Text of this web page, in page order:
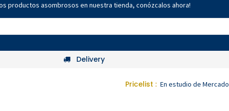
productos asombrosos en nuestra tienda, conózcalos ahora!
Delivery
Pricelist : En estudio de Mercado